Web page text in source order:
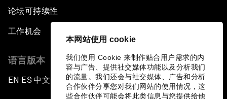
本网站使用 cookie
我们使用 Cookie 来制作贴合用户需求的内
容与广告、提供社交媒体功能以及分析我们
的流量。我们还会与社交媒体、广告和分析
合作伙伴分享您对我们网站的使用情况，这
些合作伙伴可能会将此类信息与您提供给他
论坛可持续性
工作机会
语言版本
EN ▪ES▪中文▪ 日本語